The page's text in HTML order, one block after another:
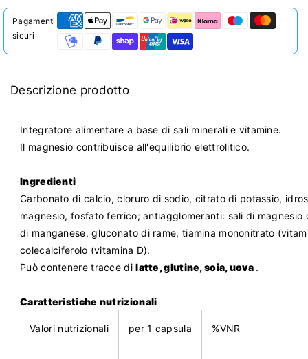
per
Weider
Caps
per
Weider
Victory
Caps
Pagamenti
sicuri
Descrizione prodotto
Integratore alimentare a base di sali minerali e vitamine.
Il magnesio contribuisce all'equilibrio elettrolitico.
Ingredienti
Carbonato di calcio, cloruro di sodio, citrato di potassio,
magnesio, fosfato ferrico; antiagglomeranti: sali di
di manganese, gluconato di rame, tiamina mononitrato
colecalciferolo (vitamina D).
Può contenere tracce dilatte, glutine, soia, uova .
Caratteristiche nutrizionali
Valori nutrizionali per 1 capsula %VNR